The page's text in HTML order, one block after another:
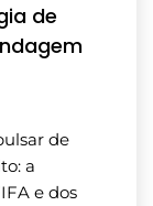
de
de
a
e dos